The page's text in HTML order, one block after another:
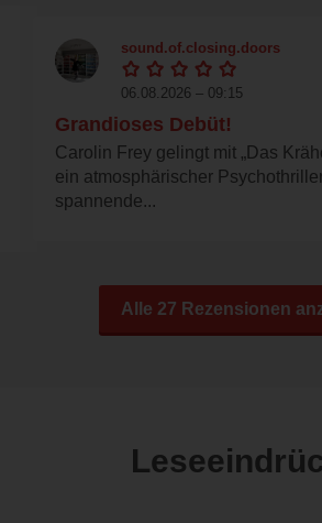
sound.of.closing.doors
06.08.2026 – 09:15
Grandioses Debüt!
Carolin Frey gelingt mit „Das
ein atmosphärischer
spannende...
Alle 27 Rezensionen